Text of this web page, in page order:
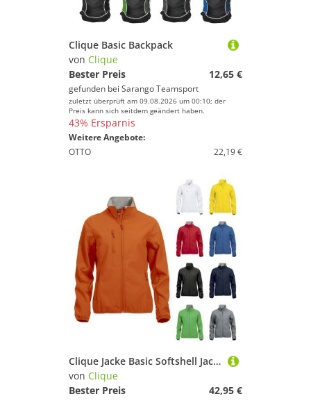
Clique Basic Backpack
von Clique
Bester Preis
12,65 €
gefunden bei Sarango Teamsport
zuletzt überprüft am 09.08.2026 um 00:10; der
Preis kann sich seitdem geändert haben.
43% Ersparnis
Weitere Angebote:
OTTO
22,19 €
Clique Jacke Basic Softshell Jacket Damen
von Clique
Bester Preis
42,95 €